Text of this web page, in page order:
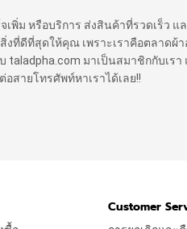
พิ่ม หรือบริการ ส่งสินค้าที่รวดเร็ว แ
งที่ดีที่สุดให้คุณ เพราะเราคือตลาดผ้
taladpha.com มาเป็นสมาชิกกับเร
สายโทรศัพท์หาเราได้เลย!!
Customer